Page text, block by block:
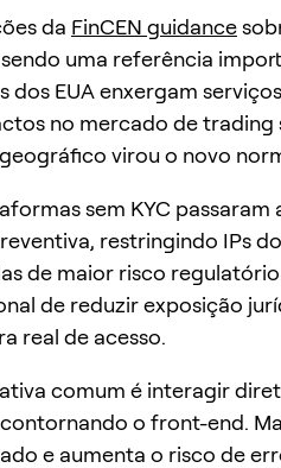
da FinCEN guidance
uma referência
dos EUA enxergam
no mercado de trading
virou o novo
sem KYC
restringindo IPs
de maior risco
de reduzir exposição
real de acesso.
comum é interagir
o front-end.
e aumenta o risco de